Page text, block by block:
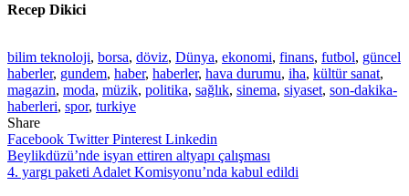
Recep Dikici
bilim teknoloji, borsa, döviz, Dünya, ekonomi, finans, futbol, güncel
haberler, gundem, haber, haberler, hava durumu, iha, kültür sanat,
magazin, moda, müzik, politika, sağlık, sinema, siyaset, son-dakika-
haberleri, spor, turkiye
Share
Facebook TwitterPinterest Linkedin
Yazı
gezinmesi
Beylikdüzü’nde isyan ettiren altyapı çalışması
4. yargı paketi Adalet Komisyonu’nda kabul edildi